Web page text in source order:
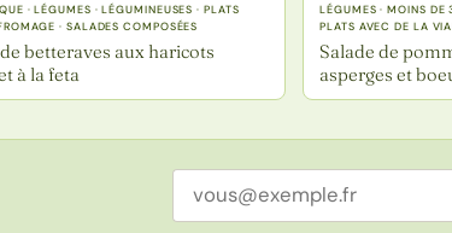
· LÉGUMES · LÉGUMINEUSES · PLATS
· SALADES COMPOSÉES
betteraves aux haricots
à la feta
LÉGUMES · MOINS DE
PLATS AVEC DE LA
Salade de
asperges et
Adresse email